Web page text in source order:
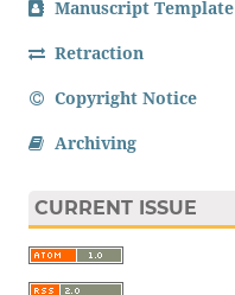
Manuscript Template
Retraction
Copyright Notice
Archiving
CURRENT ISSUE